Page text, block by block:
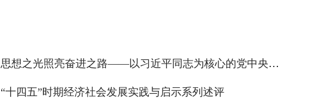
思想之光照亮奋进之路——以习近平同志为核心的党中央引领中国经济社会高质量发展迈向新境界
“十四五”时期经济社会发展实践与启示系列述评